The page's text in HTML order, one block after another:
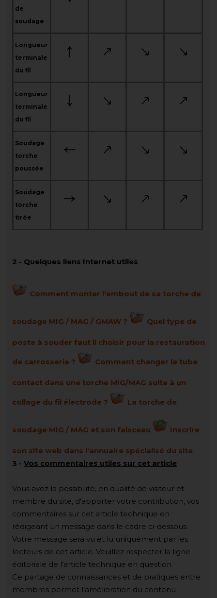
de
soudage
Longueur
terminale
du fil
Longueur
terminale
du fil
Soudage
torche
poussée
Soudage
torche
tirée
2 - Quelques liens Internet utiles
Comment monter l'embout de sa torche de
soudage MIG / MAG / GMAW ? Quel type de
poste à souder faut il choisir pour la restauration
de carrosserie ? Comment changer le tube
contact dans une torche MIG/MAG suite à un
collage du fil électrode ? La torche de
soudage MIG / MAG et son faisceau Inscrire
son site web dans l'annuaire spécialisé du site
3 - Vos commentaires utiles sur cet article
Vous avez la possibilité, en qualité de visiteur et
membre du site, d'apporter votre contribution, vos
commentaires sur cet article technique en
rédigeant un message dans le cadre ci-dessous.
Votre message sera vu et lu uniquement par les
lecteurs de cet article. Veuillez respecter la ligne
éditoriale de l'article technique en question.
Ce partage de connaissances et de pratiques entre
membres permet l'amélioration du contenu